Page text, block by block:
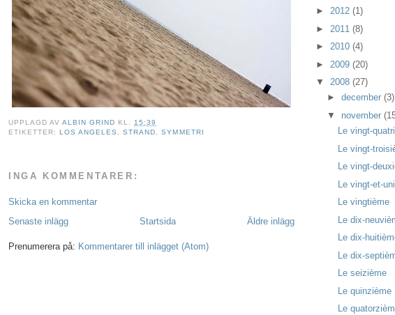
UPPLAGD AVALBIN GRIND KL. 15:39
ETIKETTER:LOS ANGELES ,STRAND ,SYMMETRI
INGA KOMMENTARER:
Skicka en kommentar
Senaste inlägg
Äldre inlägg
Startsida
Prenumerera på: Kommentarer till inlägget (Atom)
► 2012 (1)
► 2011 (8)
► 2010 (4)
► 2009 (20)
▼ 2008 (27)
► december (3)
▼ november
Le vingt-
Le vingt-
Le vingt-
Le vingt-et-
Le vingtième
Le dix-
Le dix-
Le dix-
Le seizième
Le quinzième
Le